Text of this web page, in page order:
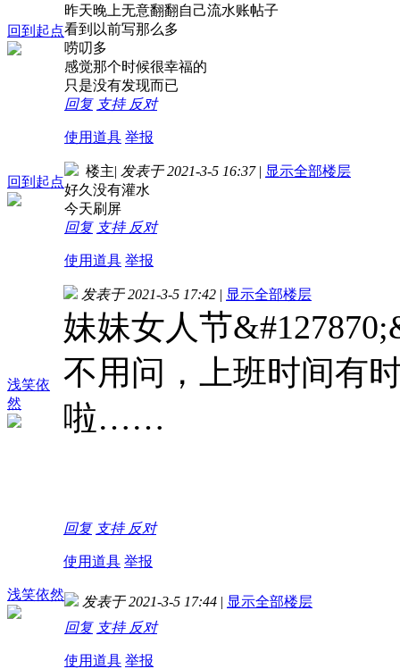
回到起点
昨天晚上无意翻翻自己流水账帖子
看到以前写那么多
唠叨多
感觉那个时候很幸福的
只是没有发现而已
回复 支持 反对
使用道具 举报
回到起点
楼主| 发表于 2021-3-5 16:37 | 显示全部楼层
好久没有灌水
今天刷屏
回复 支持 反对
使用道具 举报
浅笑依
然
发表于 2021-3-5 17:42 | 显示全部楼层
妹妹女人节
不用问，上班时间有
啦……
回复 支持 反对
使用道具 举报
浅笑依然 发表于 2021-3-5 17:44 | 显示全部楼层
回复 支持 反对
使用道具 举报